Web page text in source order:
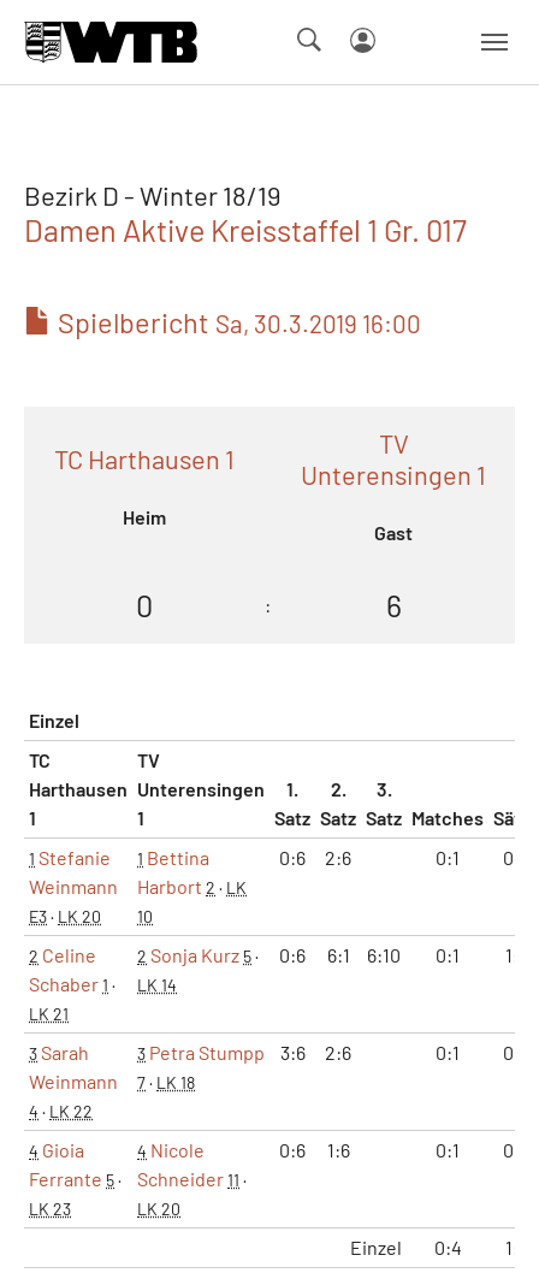
Bezirk D - Winter 18/19
Damen Aktive Kreisstaffel 1 Gr. 017
Spielbericht Sa, 30.3.2019 16:00
TC Harthausen 1
Heim
TV
Unterensingen 1
Gast
0 : 6
Einzel
TC
Harthausen
1
TV
Unterensingen
1
1.
Satz
2.
Satz
3.
Satz Matches Sätze
1 Stefanie
Weinmann
E3· LK 20
1 Bettina
Harbort 2 · LK
10
0:6 2:6 0:1 0:2
2 Celine
Schaber1 ·
LK 21
2 Sonja Kurz 5·
LK 14
0:6 6:1 6:10 0:1 1:2
3Sarah
Weinmann
4 · LK 22
3 Petra Stumpp
7· LK 18
3:6 2:6 0:1 0:2
4 Gioia
Ferrante 5·
LK 23
4 Nicole
Schneider11 ·
LK 20
0:6 1:6 0:1 0:2
Einzel 0:4
1:8